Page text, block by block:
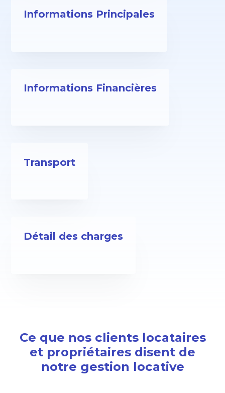
Informations Principales
Informations Financières
Transport
Détail des charges
Ce que nos clients locataires
et propriétaires disent de
notre gestion locative